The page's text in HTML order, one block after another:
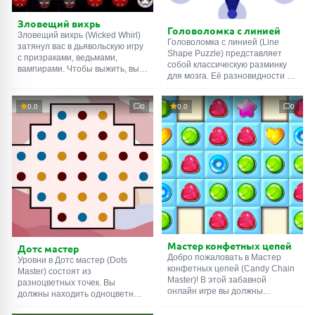
Зловещий вихрь
Зловещий вихрь (Wicked Whirl)
затянул вас в дьявольскую игру
с призраками, ведьмами,
вампирами. Чтобы выжить, вы
больше чудовищ объедините за
раз, тем лучше. Набор из пяти
близнецов даст
дополнительное время. Это
очень важно, ведь на
прохождение уровня даётся
всего двадцать пять секунд.
Поспешите.
Головоломка с линией
Головоломка с линией (Line
Shape Puzzle) представляет
собой классическую разминку
для мозга. Её разновидности вы
рядом с кроссвордами, либо на
школьных переменах. Суть
следующая: игроку нужно
соединить все точки рисунка
одной непрерывной линией.
Нарисовать пятиконечную
звезду не составит труда, а вот
с остальными фигурами всё
сложнее.
0.0 0
Дотс мастер
Уровни в Дотс мастер (Dots
Master) состоят из
разноцветных точек. Вы
должны находить одноцветные
0.0 0
Мастер конфетных цепей
Добро пожаловать в Мастер
конфетных цепей (Candy Chain
Master)! В этой забавной
онлайн игре вы должны